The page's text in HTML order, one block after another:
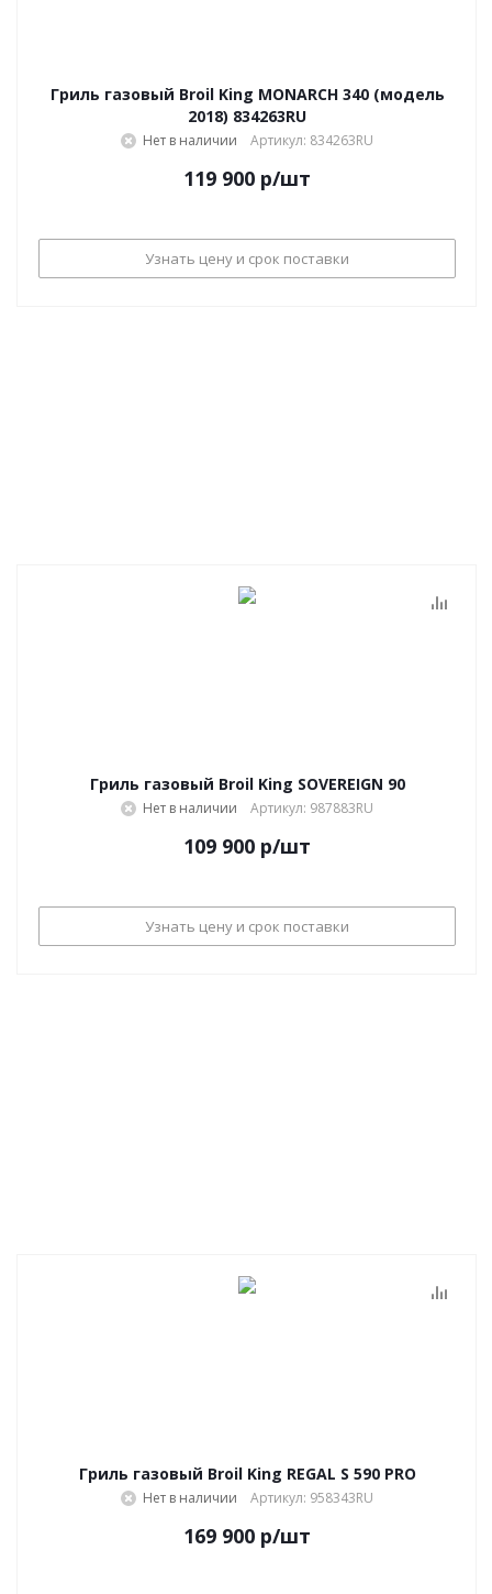
Гриль газовый Broil King MONARCH 340 (модель
2018) 834263RU
Нет в наличии Артикул: 834263RU
119 900 р/шт
Узнать цену и срок поставки
Гриль газовый Broil King SOVEREIGN 90
Нет в наличии Артикул: 987883RU
109 900 р/шт
Узнать цену и срок поставки
Гриль газовый Broil King REGAL S 590 PRO
Нет в наличии Артикул: 958343RU
169 900 р/шт